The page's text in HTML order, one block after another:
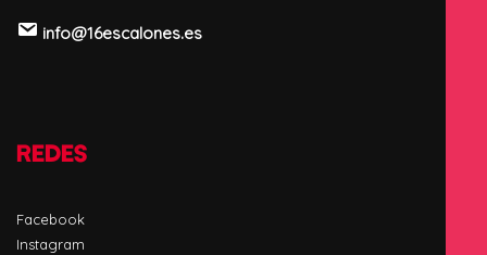
info@16escalones.es
REDES
Facebook
Instagram